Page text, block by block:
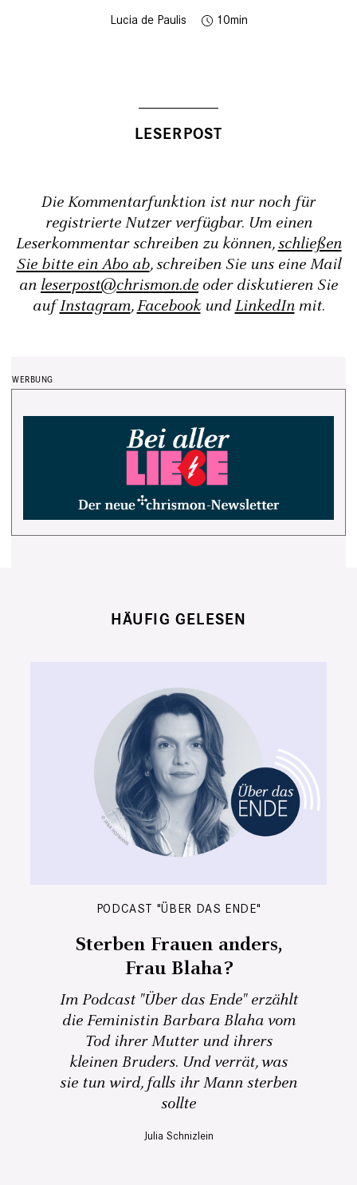
Lucia de Paulis 10
Die Kommentarfunktion ist nur noch für
registrierte Nutzer verfügbar. Um einen
Leserkommentar schreiben zu können,schließen
Sie bitte ein Abo ab, schreiben Sie uns eine Mail
an leserpost@chrismon.de oder diskutieren Sie
aufInstagram,FacebookundLinkedInmit.
HÄUFIG GELESEN
PODCAST "ÜBER DAS ENDE"
Sterben Frauen anders,
Frau Blaha?
Im Podcast "Über das Ende" erzählt
die Feministin Barbara Blaha vom
Tod ihrer Mutter und ihrers
kleinen Bruders. Und verrät, was
sie tun wird, falls ihr Mann sterben
sollte
Julia Schnizlein